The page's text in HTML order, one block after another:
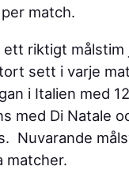
match.
ett riktigt målstim
sett i varje
i Italien med
med Di Natale
Nuvarande
matcher.